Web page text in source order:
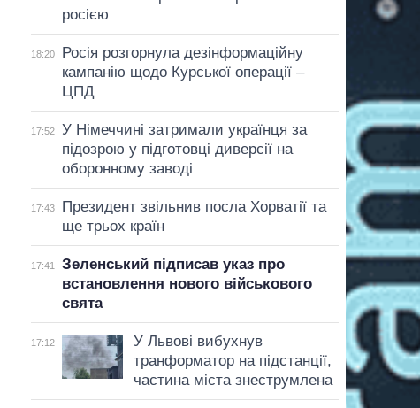
росією
18:20
Росія розгорнула дезінформаційну
кампанію щодо Курської операції –
ЦПД
17:52
У Німеччині затримали українця за
підозрою у підготовці диверсії на
оборонному заводі
17:43
Президент звільнив посла Хорватії та
ще трьох країн
17:41
Зеленський підписав указ про
встановлення нового військового
свята
17:12
У Львові вибухнув
транформатор на підстанції,
частина міста знеструмлена